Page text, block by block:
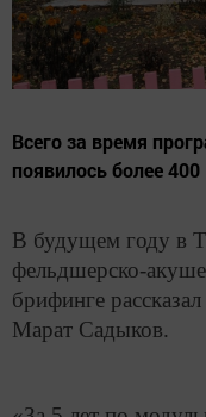
Всего за время
появилось более
В будущем году в
фельдшерско-
брифинге
Марат Садыков.